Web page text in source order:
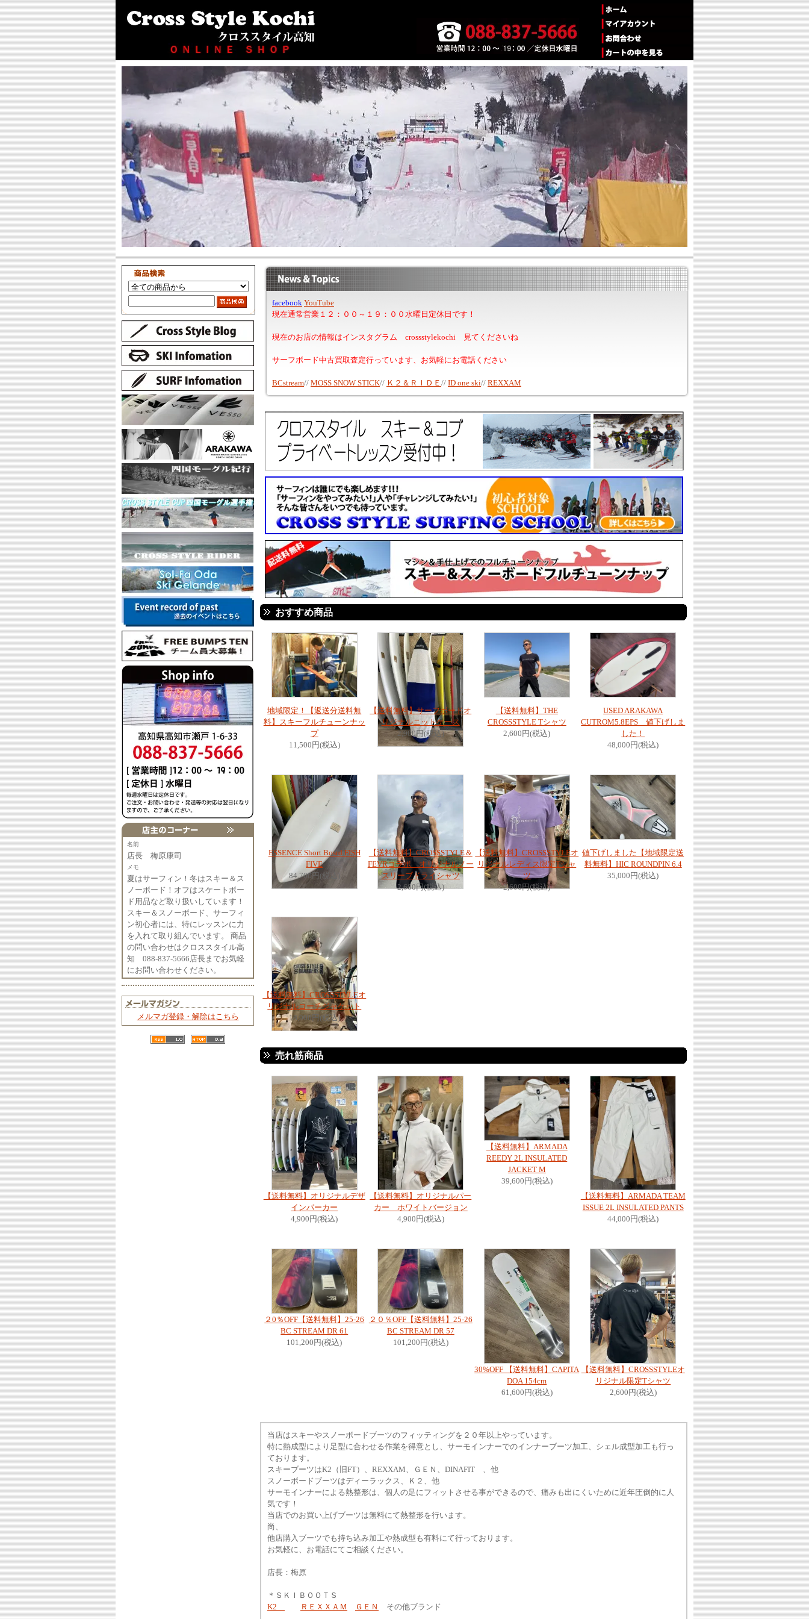
名前
店長 梅原康司
メモ
夏はサーフィン！冬はスキー＆ス
ノーボード！オフはスケートボー
ド用品など取り扱いしています！
スキー＆スノーボード、サーフィ
ン初心者には、特にレッスンに力
を入れて取り組んでいます。 商品
の問い合わせはクロススタイル高
知 088-837-5666店長までお気軽
にお問い合わせください。
メルマガ登録・解除はこちら
facebook YouTube
現在通常営業１２：００～１９：００水曜日定休日です！
現在のお店の情報はインスタグラム crossstylekochi 見てくださいね
サーフボード中古買取査定行っています、お気軽にお電話ください
BCstream// MOSS SNOW STICK// Ｋ２＆ＲＩＤＥ // ID one ski// REXXAM
おすすめ商品
地域限定！【返送分送料無
料】スキーフルチューンナッ
プ
11,500円(税込)
【送料無料】サーフボードオ
リジナルニットケース
2,900円(税込)
【送料無料】THE
CROSSSTYLE Tシャツ
2,600円(税込)
USED ARAKAWA
CUTROM5.8EPS 値下げしま
した！
48,000円(税込)
ESSENCE Short Bosrd FISH
FIVE
84,700円(税込)
【送料無料】CROSSSTYLE＆
FEVRコラボ オリジナルノー
スリーブドライシャツ
2,600円(税込)
【送料無料】CROSSSTYLEオ
リジナルレディス限定Tシャ
ツ
2,600円(税込)
値下げしました【地域限定送
料無料】HIC ROUNDPIN 6.4
35,000円(税込)
【送料無料】CROSSSTYLEオ
リジナルコーチジャケット
18,900円(税込)
売れ筋商品
【送料無料】オリジナルデザ
インパーカー
4,900円(税込)
【送料無料】オリジナルパー
カー ホワイトバージョン
4,900円(税込)
【送料無料】ARMADA
REEDY 2L INSULATED
JACKET M
39,600円(税込)
【送料無料】ARMADA TEAM
ISSUE 2L INSULATED PANTS
44,000円(税込)
２0％OFF【送料無料】25-26
BC STREAM DR 61
101,200円(税込)
２０％OFF【送料無料】25-26
BC STREAM DR 57
101,200円(税込)
30%OFF 【送料無料】CAPITA
DOA 154cm
61,600円(税込)
【送料無料】CROSSSTYLEオ
リジナル限定Tシャツ
2,600円(税込)
当店はスキーやスノーボードブーツのフィッティングを２０年以上やっています。
特に熱成型により足型に合わせる作業を得意とし、サーモインナーでのインナーブーツ加工、シェル成型加工も行っ
ております。
スキーブーツはK2（旧FT）、REXXAM、ＧＥＮ、DINAFIT 、他
スノーボードブーツはディーラックス、Ｋ２、他
サーモインナーによる熱整形は、個人の足にフィットさせる事ができるので、痛みも出にくいために近年圧倒的に人
気です！
当店でのお買い上げブーツは無料にて熱整形を行います。
尚、
他店購入ブーツでも持ち込み加工や熱成型も有料にて行っております。
お気軽に、お電話にてご相談ください。
店長：梅原
＊ＳＫＩＢＯＯＴＳ
K2
ＲＥＸＸＡＭ ＧＥＮ その他ブランド